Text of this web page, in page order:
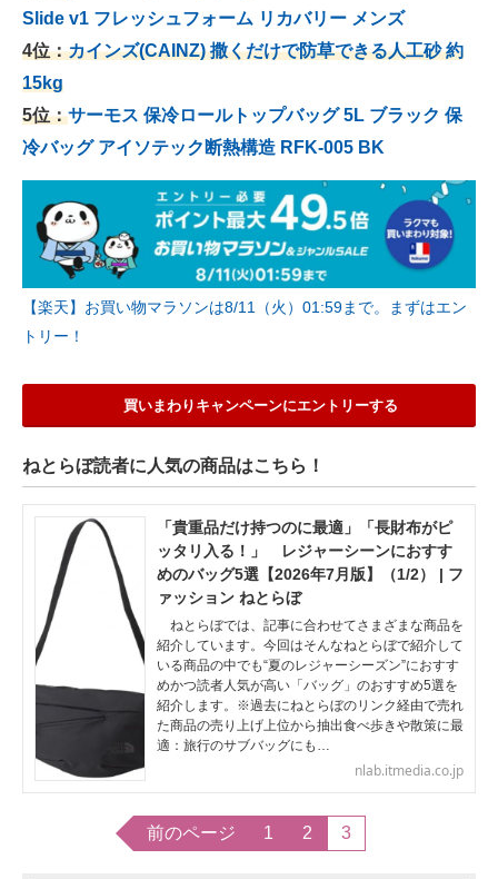
Slide v1 フレッシュフォーム リカバリー メンズ
4位：カインズ(CAINZ) 撒くだけで防草できる人工砂 約
15kg
5位：サーモス 保冷ロールトップバッグ 5L ブラック 保
冷バッグ アイソテック断熱構造 RFK-005 BK
【楽天】お買い物マラソンは8/11（火）01:59まで。まずはエン
トリー！
買いまわりキャンペーンにエントリーする
ねとらぼ読者に人気の商品はこちら！
「貴重品だけ持つのに最適」「長財布がピ
ッタリ入る！」 レジャーシーンにおすす
めのバッグ5選【2026年7月版】（1/2） | フ
ァッション ねとらぼ
ねとらぼでは、記事に合わせてさまざまな商品を
紹介しています。今回はそんなねとらぼで紹介して
いる商品の中でも“夏のレジャーシーズン”におすす
めかつ読者人気が高い「バッグ」のおすすめ5選を
紹介します。※過去にねとらぼのリンク経由で売れ
た商品の売り上げ上位から抽出食べ歩きや散策に最
適：旅行のサブバッグにも…
nlab.itmedia.co.jp
前のページ 1 2 3